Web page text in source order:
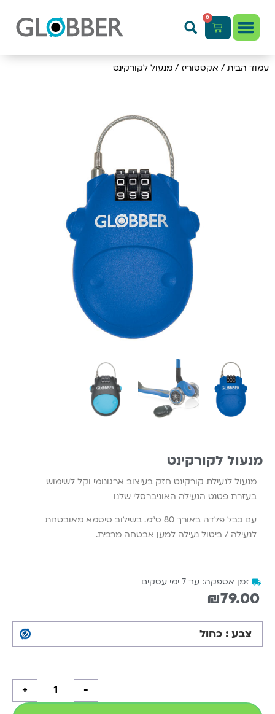
0
עמוד הבית / אקססוריז / מנעול לקורקינט
מנעול לקורקינט
מנעול לנעילת קורקינט חזק בעיצוב ארגונומי וקל לשימוש
בעזרת פטנט הנעילה האוניברסלי שלנו
עם כבל פלדה באורך 80 ס”מ. בשילוב סיסמא מאובטחת
לנעילה / ביטול נעילה למען אבטחה מרבית.
זמן אספקה: עד 7 ימי עסקים
₪79.00
צבע : כחול
-
+